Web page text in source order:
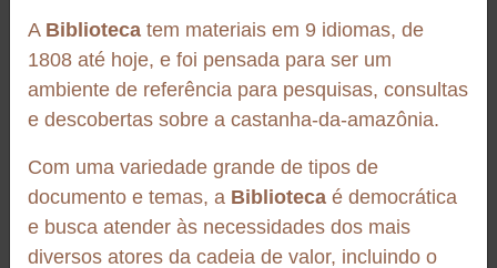
Sobre a biblioteca
A Biblioteca tem materiais em 9 idiomas, de
1808 até hoje, e foi pensada para ser um
ambiente de referência para pesquisas, consultas
e descobertas sobre a castanha-da-amazônia.
Com uma variedade grande de tipos de
documento e temas, a Biblioteca é democrática
e busca atender às necessidades dos mais
diversos atores da cadeia de valor, incluindo o